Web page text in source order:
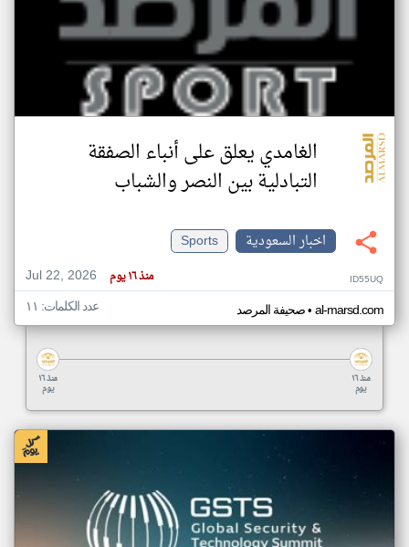
الغامدي يعلق على أنباء الصفقة
التبادلية بين النصر والشباب
اخبار السعودية
Sports
Jul 22, 2026
منذ ١٦ يوم ID55UQ
صحيفة المرصد• al-marsd.com عدد الكلمات: ١١
منذ ١٦
يوم
منذ ١٦
يوم